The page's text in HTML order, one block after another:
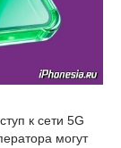
к сети 5G
могут